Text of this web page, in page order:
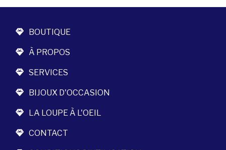
BOUTIQUE
À PROPOS
SERVICES
BIJOUX D'OCCASION
LA LOUPE À L'OEIL
CONTACT